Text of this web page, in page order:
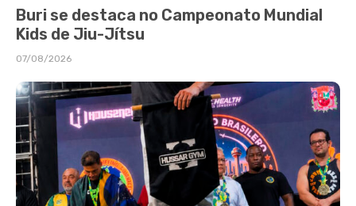
Buri se destaca no Campeonato Mundial
Kids de Jiu-Jítsu
07/08/2026